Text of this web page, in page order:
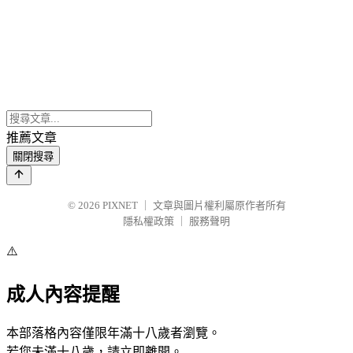
推薦文章
關閉搜尋
© 2026 PIXNET
文章與圖片權利屬原作者所有
隱私權政策
服務聲明
⚠️
成人內容提醒
本部落格內容僅限年滿十八歲者瀏覽。